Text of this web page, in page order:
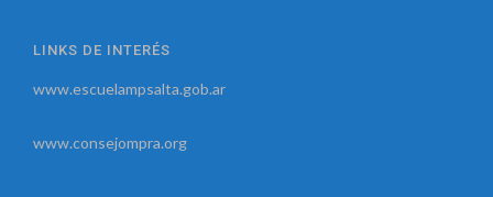
LINKS DE INTERÉS
www.escuelampsalta.gob.ar
www.consejompra.org